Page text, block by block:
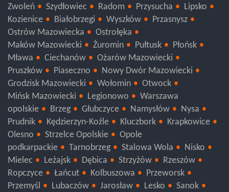
Zwoleń
Szydłowiec Radom Przysucha
Lipsko
Kozienice
Białobrzegi Wyszków
Przasnysz
Ostrów Mazowiecka
Ostrołęka
Maków Mazowiecki
Żuromin Pułtusk
Płońsk
Mława
Ciechanów
Ożarów Mazowiecki
Pruszków
Piaseczno
Nowy Dwór Mazowiecki
Grodzisk Mazowiecki
Wołomin
Otwock
Mińsk Mazowiecki
Legionowo
Warszawa
opolskie
Brzeg Głubczyce Namysłów
Nysa
Prudnik
Kędzierzyn-Koźle Kluczbork
Krapkowice
Olesno
Strzelce Opolskie
Opole
podkarpackie
Tarnobrzeg Stalowa Wola
Nisko
Mielec
Leżajsk Dębica Strzyżów
Rzeszów
Ropczyce
Łańcut Kolbuszowa
Przeworsk
Przemyśl
Lubaczów Jarosław Lesko
Sanok